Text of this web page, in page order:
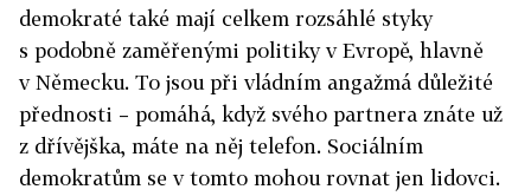
demokraté také mají celkem rozsáhlé styky
s podobně zaměřenými politiky v Evropě, hlavně
v Německu. To jsou při vládním angažmá důležité
přednosti – pomáhá, když svého partnera znáte už
z dřívějška, máte na něj telefon. Sociálním
demokratům se v tomto mohou rovnat jen lidovci.